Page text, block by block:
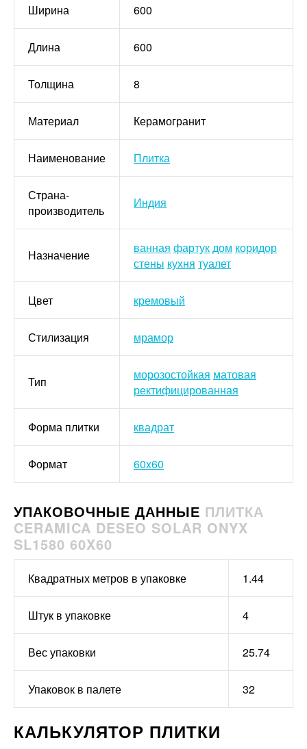
Ширина 600
Длина 600
Толщина 8
Материал Керамогранит
Наименование Плитка
Страна-
производитель
Индия
Назначение ванная фартукдом коридор
стены кухня туалет
Цвет кремовый
Стилизация мрамор
Тип морозостойкая матовая
ректифицированная
Форма плитки квадрат
Формат 60x60
УПАКОВОЧНЫЕ ДАННЫЕ ПЛИТКА
CERAMICA DESEO SOLAR ONYX
SL1580 60X60
Квадратных метров в упаковке 1.44
Штук в упаковке 4
Вес упаковки 25.74
Упаковок в палете 32
КАЛЬКУЛЯТОР ПЛИТКИ